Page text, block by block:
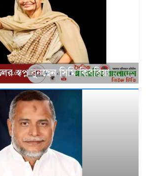
স্বপ্ন বুনছেন সিমি কিবরিয়া